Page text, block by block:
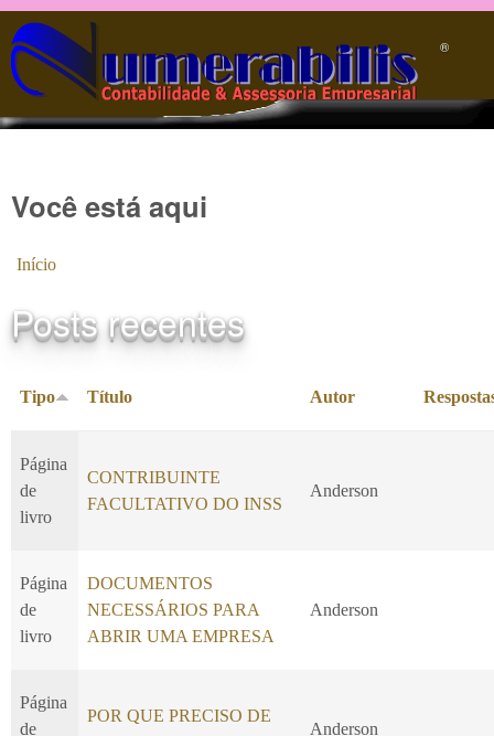
Pular para o conteúdo principal
®️
Você está aqui
Início
Posts recentes
Tipo Título Autor
Página
de
livro
CONTRIBUINTE
FACULTATIVO DO INSS
Anderson
Página
de
livro
DOCUMENTOS
NECESSÁRIOS PARA
ABRIR UMA EMPRESA
Anderson
Página
de
POR QUE PRECISO DE
Anderson